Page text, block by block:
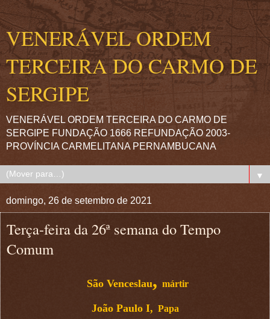
VENERÁVEL ORDEM
TERCEIRA DO CARMO DE
SERGIPE
VENERÁVEL ORDEM TERCEIRA DO CARMO DE
SERGIPE FUNDAÇÃO 1666 REFUNDAÇÃO 2003-
PROVÍNCIA CARMELITANA PERNAMBUCANA
▼
domingo, 26 de setembro de 2021
Terça-feira da 26ª semana do Tempo
Comum
São Venceslau, mártir
João Paulo I, Papa